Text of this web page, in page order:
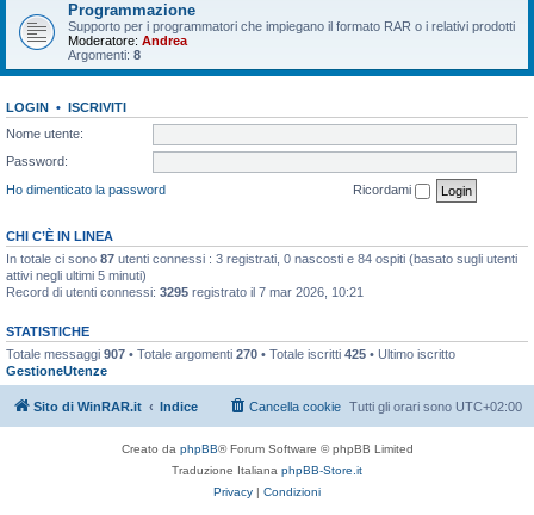
Programmazione
Supporto per i programmatori che impiegano il formato RAR o i relativi prodotti
Moderatore: Andrea
Argomenti: 8
LOGIN • ISCRIVITI
Nome utente:
Password:
Ho dimenticato la password
Ricordami
CHI C’È IN LINEA
In totale ci sono 87 utenti connessi : 3 registrati, 0 nascosti e 84 ospiti (basato sugli utenti
attivi negli ultimi 5 minuti)
Record di utenti connessi: 3295 registrato il 7 mar 2026, 10:21
STATISTICHE
Totale messaggi 907 • Totale argomenti 270 • Totale iscritti 425 • Ultimo iscritto
GestioneUtenze
Sito di WinRAR.it Indice Tutti gli orari sono UTC+02:00
Cancella cookie
Creato da phpBB® Forum Software © phpBB Limited
Traduzione Italiana phpBB-Store.it
Privacy | Condizioni